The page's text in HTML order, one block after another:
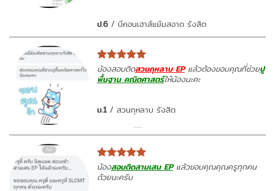
ป.6 / บีคอนเฮาส์แย้มสอาด รังสิต
น้องสอบติดสวนกุหลาบ EPแล้วต้องขอบคุณที่ช่วยปู
พื้นฐาน คณิตศาสตร์ให้น้องนะคะ
ม.1 / สวนกุหลาบ รังสิต
น้องสอบติดสามเสน EPแล้วขอบคุณคุณครูทุกคน
ด้วยนะครับ